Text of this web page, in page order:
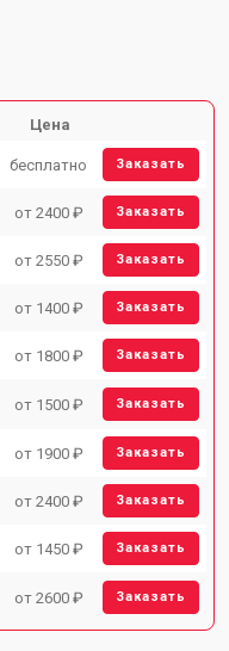
Цена
бесплатно Заказать
от 2400 ₽ Заказать
от 2550 ₽ Заказать
от 1400 ₽ Заказать
от 1800 ₽ Заказать
от 1500 ₽ Заказать
от 1900 ₽ Заказать
от 2400 ₽ Заказать
от 1450 ₽ Заказать
от 2600 ₽ Заказать